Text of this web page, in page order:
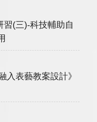
(三)-科技輔助自
入表藝教案設計》